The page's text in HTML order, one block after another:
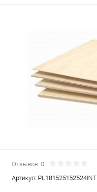
Отзывов: 0
Артикул: PL181525152524INT